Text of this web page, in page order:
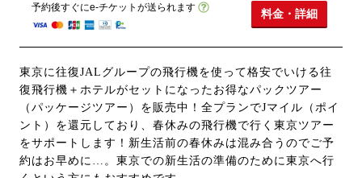
予約後すぐにe-チケットが送られます
料金・詳細
東京に往復JALグループの飛行機を使って格安でいける往
復飛行機＋ホテルがセットになったお得なパックツアー
（パッケージツアー）を販売中！全プランでJマイル（ポイ
ント）を還元しており、春休みの飛行機で行く東京ツアー
をサポートします！新生活前の春休みは混み合うのでご予
約はお早めに…。東京での新生活の準備のために東京へ行